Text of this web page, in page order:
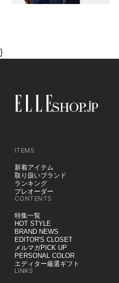
}
ITEMS
新着アイテム
取り扱いブランド
ランキング
プレオーダー
CONTENTS
特集一覧
HOT STYLE
BRAND NEWS
EDITOR'S CLOSET
メルマガPICK UP
PERSONAL COLOR
エディター厳選ギフト
LINKS